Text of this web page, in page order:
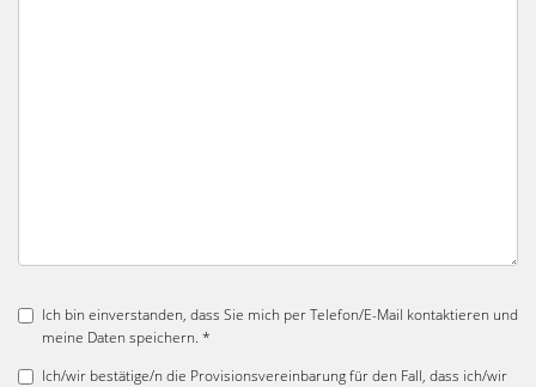
Ich bin einverstanden, dass Sie mich per Telefon/E-Mail kontaktieren und
meine Daten speichern. *
Ich/wir bestätige/n die Provisionsvereinbarung für den Fall, dass ich/wir